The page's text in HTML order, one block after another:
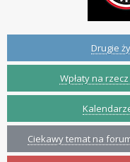
Drugie
Wpłaty na
Ciekawy temat na